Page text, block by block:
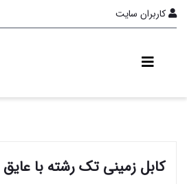
کاربران سایت
کابل زمینی تک رشته با عایق